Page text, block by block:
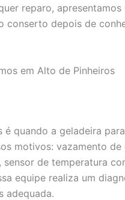
reparo,
conserto depois de
em Alto de Pinheiros
quando a geladeira
motivos: vazamento de
de temperatura
equipe realiza um
adequada.